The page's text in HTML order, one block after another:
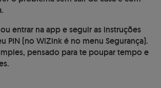
entrar na app e seguir as instruções
PIN (no WiZink é no menu Segurança).
pensado para te poupar tempo e